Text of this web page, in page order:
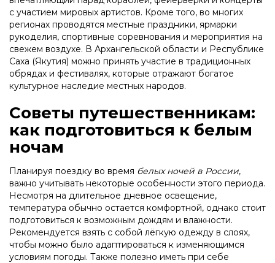
с участием мировых артистов. Кроме того, во многих
регионах проводятся местные праздники, ярмарки
рукоделия, спортивные соревнования и мероприятия на
свежем воздухе. В Архангельской области и Республике
Саха (Якутия) можно принять участие в традиционных
обрядах и фестивалях, которые отражают богатое
культурное наследие местных народов.
Советы путешественникам:
как подготовиться к белым
ночам
Планируя поездку во время белых ночей в России,
важно учитывать некоторые особенности этого периода.
Несмотря на длительное дневное освещение,
температура обычно остается комфортной, однако стоит
подготовиться к возможным дождям и влажности.
Рекомендуется взять с собой лёгкую одежду в слоях,
чтобы можно было адаптироваться к изменяющимся
условиям погоды. Также полезно иметь при себе